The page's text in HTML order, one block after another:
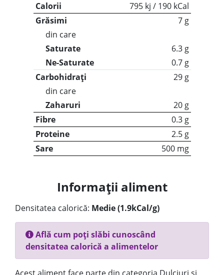
Calorii
795 kj / 190 kCal
Grăsimi
7 g
din care
Saturate
6.3 g
Ne-Saturate
0.7 g
Carbohidrați
29 g
din care
Zaharuri
20 g
Fibre
0.3 g
Proteine
2.5 g
Sare
500 mg
Informații aliment
Densitatea calorică: Medie (1.9kCal/g)
Află cum poți slăbi cunoscând
densitatea calorică a alimentelor